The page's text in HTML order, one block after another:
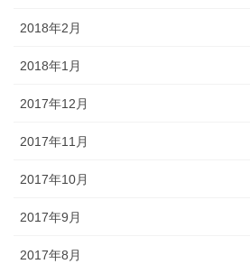
2018年2月
2018年1月
2017年12月
2017年11月
2017年10月
2017年9月
2017年8月